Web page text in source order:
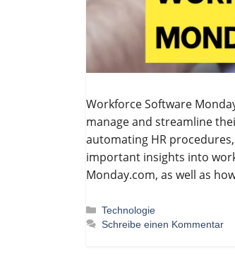
Workforce Software
manage and streamline
automating HR
important insights into
Monday.com, as well as
Kategorien
Technologie
Schreibe einen Kommentar